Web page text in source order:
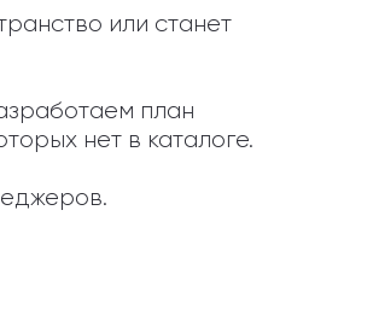
или станет
план
нет в каталоге.